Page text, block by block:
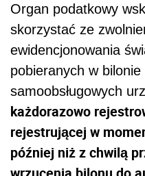
Organ podatkowy
skorzystać ze
ewidencjonowania
pobieranych w
samoobsługowych
każdorazowo
rejestrującej w
później niż z chwilą